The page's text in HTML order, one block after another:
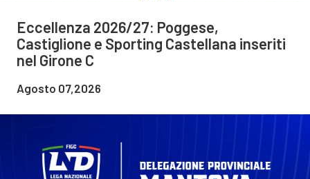
Eccellenza 2026/27: Poggese,
Castiglione e Sporting Castellana inseriti
nel Girone C
Agosto 07,2026